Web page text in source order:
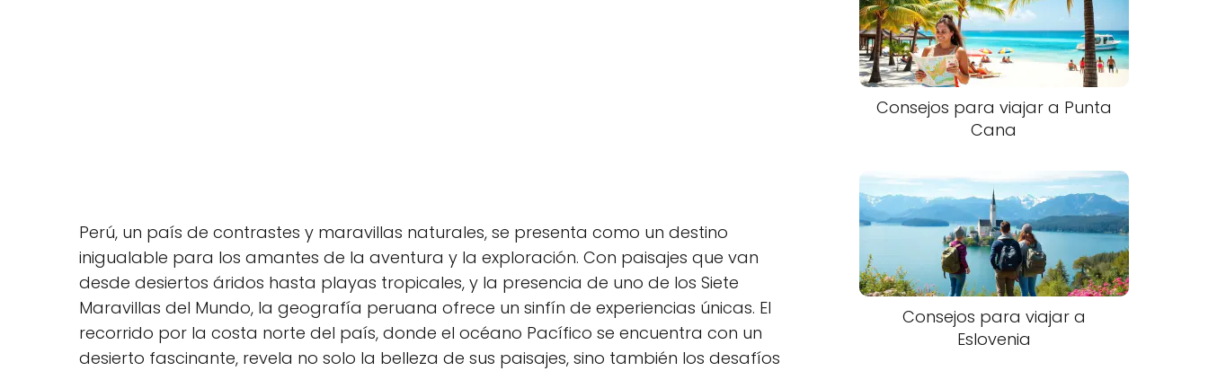
Perú, un país de ‌contrastes​ y maravillas naturales, se presenta como un destino
inigualable para los amantes ‍de la aventura y la exploración. Con paisajes ⁣que van
desde desiertos áridos hasta playas tropicales, y ⁣la presencia de uno de los Siete
Maravillas del Mundo,⁣ la geografía peruana ofrece un sinfín de experiencias únicas. El⁣
recorrido⁢ por la costa norte del país, donde el océano Pacífico se encuentra‌ con un
desierto fascinante, revela no solo la belleza de sus paisajes, sino también los desafíos‍
Consejos para viajar a Punta
Cana​
Consejos para viajar a
Eslovenia​